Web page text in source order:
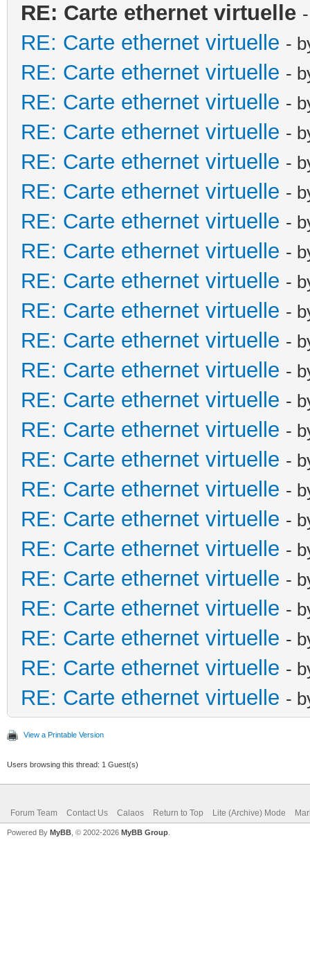
RE: Carte ethernet virtuelle
RE: Carte ethernet virtuelle -
RE: Carte ethernet virtuelle -
RE: Carte ethernet virtuelle -
RE: Carte ethernet virtuelle -
RE: Carte ethernet virtuelle -
RE: Carte ethernet virtuelle -
RE: Carte ethernet virtuelle -
RE: Carte ethernet virtuelle -
RE: Carte ethernet virtuelle -
RE: Carte ethernet virtuelle -
RE: Carte ethernet virtuelle -
RE: Carte ethernet virtuelle -
RE: Carte ethernet virtuelle -
RE: Carte ethernet virtuelle -
RE: Carte ethernet virtuelle -
RE: Carte ethernet virtuelle -
RE: Carte ethernet virtuelle -
RE: Carte ethernet virtuelle -
RE: Carte ethernet virtuelle -
RE: Carte ethernet virtuelle -
RE: Carte ethernet virtuelle -
RE: Carte ethernet virtuelle -
RE: Carte ethernet virtuelle -
View a Printable Version
Users browsing this thread: 1 Guest(s)
Forum Team Contact Us Calaos Return to Top Lite (Archive) Mode
Powered By MyBB , © 2002-2026 MyBB Group